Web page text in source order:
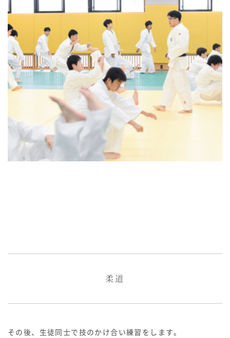
柔道
その後、生徒同士で技のかけ合い練習をします。